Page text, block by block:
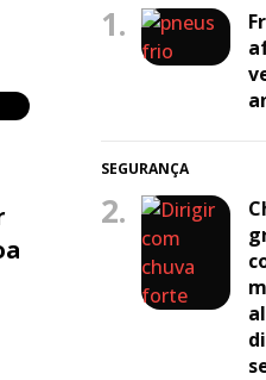
1.
SEGURANÇA
2.